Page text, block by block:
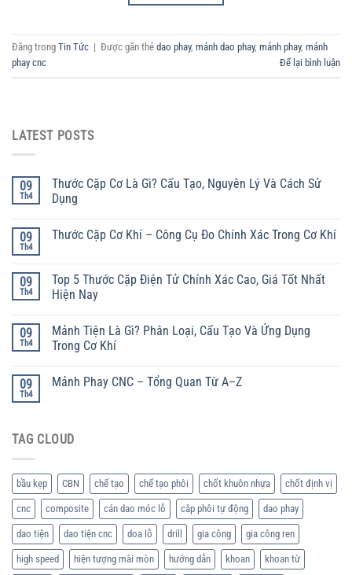
Đăng trong Tin Tức | Được gắn thẻ dao phay, mảnh dao phay, mảnh phay, mảnh
phay cnc
Để lại bình luận
LATEST POSTS
09
Th4
Thước Cặp Cơ Là Gì? Cấu Tạo, Nguyên Lý Và Cách Sử
Dụng
09
Th4
Thước Cặp Cơ Khí – Công Cụ Đo Chính Xác Trong Cơ Khí
09
Th4
Top 5 Thước Cặp Điện Tử Chính Xác Cao, Giá Tốt Nhất
Hiện Nay
09
Th4
Mảnh Tiện Là Gì? Phân Loại, Cấu Tạo Và Ứng Dụng
Trong Cơ Khí
09
Th4
Mảnh Phay CNC – Tổng Quan Từ A–Z
TAG CLOUD
bầu kẹp CBN chế tạo chế tạo phôi chốt khuôn nhựa chốt định vị
cnc composite cán dao móc lỗ câp phôi tự động dao phay
dao tiện dao tiện cnc doa lỗ drill gia công gia công ren
high speed hiện tượng mài mòn hướng dẫn khoan khoan từ